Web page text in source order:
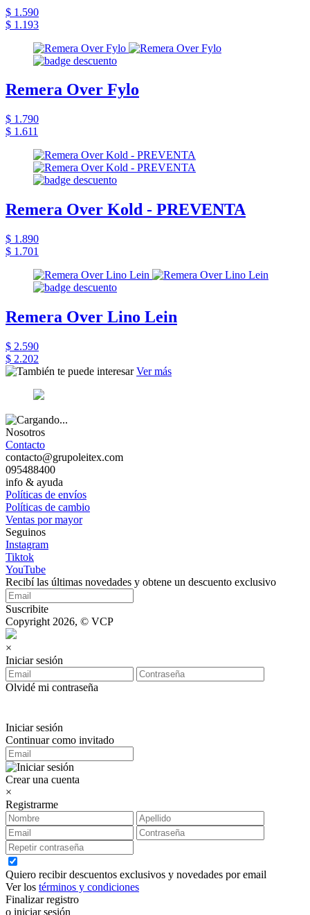
$ 1.590
$ 1.193
Remera Over Fylo
$ 1.790
$ 1.611
Remera Over Kold - PREVENTA
$ 1.890
$ 1.701
Remera Over Lino Lein
$ 2.590
$ 2.202
Ver más
Nosotros
Contacto
contacto@grupoleitex.com
095488400
info & ayuda
Políticas de envíos
Políticas de cambio
Ventas por mayor
Seguinos
Instagram
Tiktok
YouTube
Recibí las últimas novedades y obtene un descuento exclusivo
Suscribite
Copyright 2026, © VCP
×
Iniciar sesión
Olvidé mi contraseña
Iniciar sesión
Continuar como invitado
Crear una cuenta
×
Registrarme
Quiero recibir descuentos exclusivos y novedades por email
Ver los términos y condiciones
Finalizar registro
o iniciar sesión